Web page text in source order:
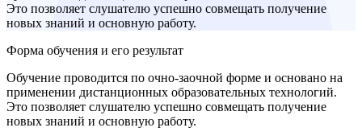
Это позволяет слушателю успешно совмещать получение
новых знаний и основную работу.
Форма обучения и его результат
Обучение проводится по очно-заочной форме и основано на
применении дистанционных образовательных технологий.
Это позволяет слушателю успешно совмещать получение
новых знаний и основную работу.